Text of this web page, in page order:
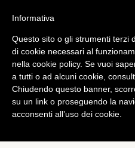
Curiosità,Tech
Una breve
internet
di Redazione
Informativa
Questo sito o gli strumenti terzi
di cookie necessari al
nella cookie policy. Se vuoi
a tutti o ad alcuni cookie,
Chiudendo questo banner,
su un link o proseguendo la
acconsenti all’uso dei cookie.